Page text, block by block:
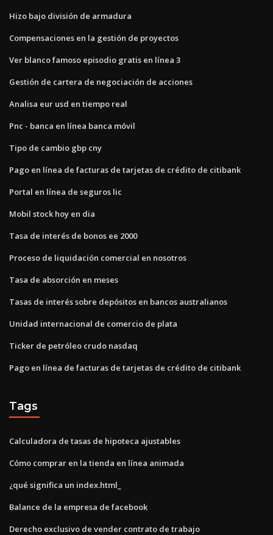
Hizo bajo división de armadura
Compensaciones en la gestión de proyectos
Ver blanco famoso episodio gratis en línea 3
Gestión de cartera de negociación de acciones
Analisa eur usd en tiempo real
Pnc - banca en línea banca móvil
Tipo de cambio gbp cny
Pago en línea de facturas de tarjetas de crédito de citibank
Portal en línea de seguros lic
Mobil stock hoy en dia
Tasa de interés de bonos ee 2000
Proceso de liquidación comercial en nosotros
Tasa de absorción en meses
Tasas de interés sobre depósitos en bancos australianos
Unidad internacional de comercio de plata
Ticker de petróleo crudo nasdaq
Pago en línea de facturas de tarjetas de crédito de citibank
Tags
Calculadora de tasas de hipoteca ajustables
Cómo comprar en la tienda en línea animada
¿qué significa un index.html_
Balance de la empresa de facebook
Derecho exclusivo de vender contrato de trabajo